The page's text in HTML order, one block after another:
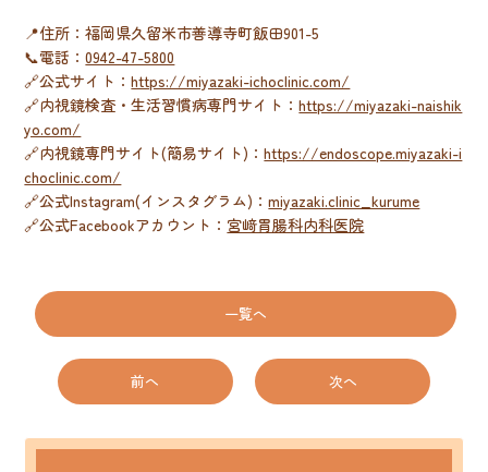
📍住所：福岡県久留米市善導寺町飯田901-5
📞電話：0942-47-5800
🔗公式サイト：https://miyazaki-ichoclinic.com/
🔗内視鏡検査・生活習慣病専門サイト：https://miyazaki-naishik
yo.com/
🔗内視鏡専門サイト(簡易サイト)：https://endoscope.miyazaki-i
choclinic.com/
🔗公式Instagram(インスタグラム)：miyazaki.clinic_kurume
🔗公式Facebookアカウント： 宮﨑胃腸科内科医院
前へ
一覧へ
次へ